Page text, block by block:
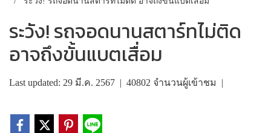
ระวัง! รถจอดนานสตาร์ทไม่ติด
อาจถึงขั้นแบตเสื่อม
Last updated: 29 มี.ค. 2567 | 40802 จำนวนผู้เข้าชม |